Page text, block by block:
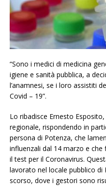
“Sono i medici di medicina
igiene e sanità pubblica, a
l’anamnesi, se i loro assistiti
Covid – 19”.
Lo ribadisce Ernesto
regionale, rispondendo in
persona di Potenza, che
influenzali dal 14 marzo e
il test per il Coronavirus.
lavorato nel locale pubblico di
scorso, dove i gestori sono